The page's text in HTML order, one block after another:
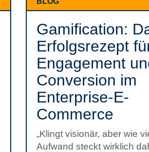
Gamification:
Erfolgsrezept
Engagement
Conversion im
Enterprise-E-
Commerce
„Klingt visionär, aber wie
Aufwand steckt wirklich